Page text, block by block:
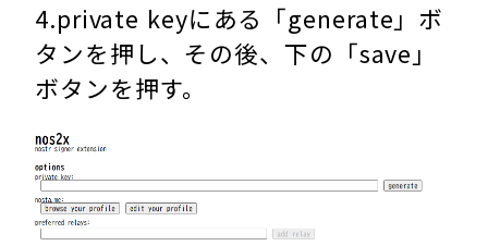
4.private keyにある「generate」ボ
タンを押し、その後、下の「save」
ボタンを押す。